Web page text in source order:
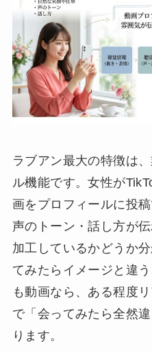
ラブアン最大の特徴は
ル機能です。女性が
画をプロフィールに投
声のトーン・話し方が
加工しているかどうか
てみたらイメージと違
も動画なら、ある程度
で「会ってみたら全然
ります。